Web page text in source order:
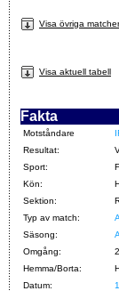
Visa övriga matcher
Visa aktuell tabell
Fakta
Motståndare
Resultat:
Sport:
Kön:
Sektion:
Typ av match:
Säsong:
Omgång:
Hemma/Borta:
Datum: